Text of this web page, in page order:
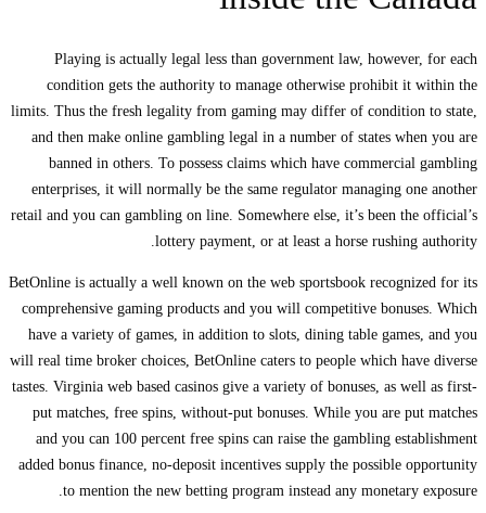
Playing is actually legal less than government law, however, for each
condition gets the authority to manage otherwise prohibit it within the
limits. Thus the fresh legality from gaming may differ of condition to state,
and then make online gambling legal in a number of states when you are
banned in others. To possess claims which have commercial gambling
enterprises, it will normally be the same regulator managing one another
retail and you can gambling on line. Somewhere else, it’s been the official’s
lottery payment, or at least a horse rushing authority.
BetOnline is actually a well known on the web sportsbook recognized for its
comprehensive gaming products and you will competitive bonuses. Which
have a variety of games, in addition to slots, dining table games, and you
will real time broker choices, BetOnline caters to people which have diverse
tastes. Virginia web based casinos give a variety of bonuses, as well as first-
put matches, free spins, without-put bonuses. While you are put matches
and you can 100 percent free spins can raise the gambling establishment
added bonus finance, no-deposit incentives supply the possible opportunity
to mention the new betting program instead any monetary exposure.